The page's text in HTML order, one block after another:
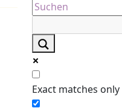
Exact matches only